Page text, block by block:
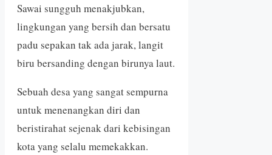
Sawai sungguh menakjubkan,
lingkungan yang bersih dan bersatu
padu sepakan tak ada jarak, langit
biru bersanding dengan birunya laut.
Sebuah desa yang sangat sempurna
untuk menenangkan diri dan
beristirahat sejenak dari kebisingan
kota yang selalu memekakkan.